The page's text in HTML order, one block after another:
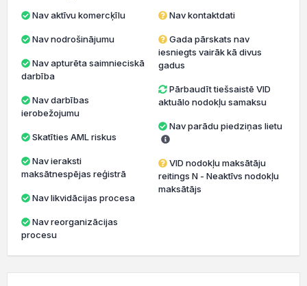
Nav aktīvu komercķīlu
Nav nodrošinājumu
darbība
ierobežojumu
Skatīties AML riskus
maksātnespējas reģistrā
Nav likvidācijas procesa
procesu
Nav kontaktdati
Gada pārskats nav
iesniegts vairāk kā divus
gadus
Pārbaudīt tiešsaistē VID
aktuālo nodokļu samaksu
Nav parādu piedziņas lietu
VID nodokļu maksātāju
reitings N - Neaktīvs nodokļu
maksātājs